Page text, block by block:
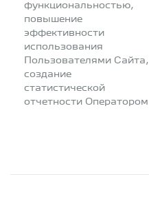
функциональностью,
повышение
эффективности
использования
Пользователями Сайта,
создание
статистической
отчетности Оператором